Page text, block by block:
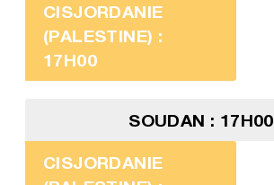
CISJORDANIE
(PALESTINE) :
17H00
SOUDAN : 17H00
CISJORDANIE